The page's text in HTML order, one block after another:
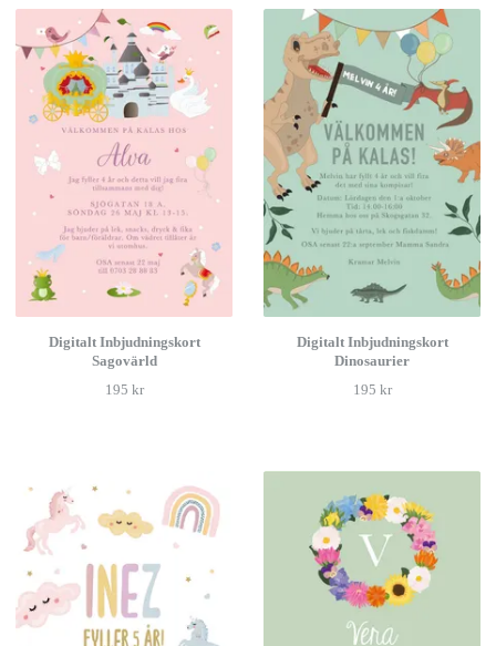
Digitalt Inbjudningskort
Sagovärld
195 kr
Digitalt Inbjudningskort
Dinosaurier
195 kr